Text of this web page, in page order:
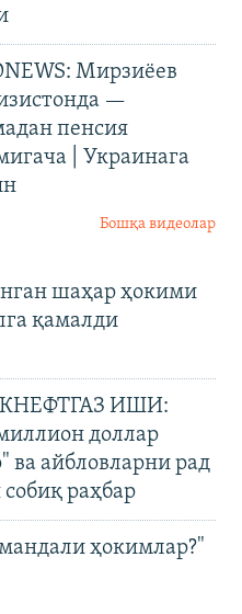
Мирзиёев
—
пенсия
| Украинага
Бошқа видеолар
шаҳар ҳокими
қамалди
ИШИ:
доллар
ва айбловларни рад
собиқ раҳбар
ҳокимлар?"